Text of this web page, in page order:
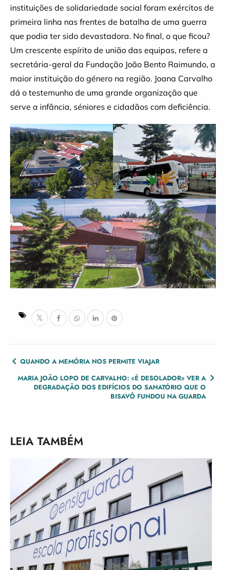
instituições de solidariedade social foram exércitos de
primeira linha nas frentes de batalha de uma guerra
que podia ter sido devastadora. No final, o que ficou?
Um crescente espírito de união das equipas, refere a
secretária-geral da Fundação João Bento Raimundo, a
maior instituição do género na região. Joana Carvalho
dá o testemunho de uma grande organização que
serve a infância, séniores e cidadãos com deficiência.
POST
NAVIGATION
QUANDO A MEMÓRIA NOS PERMITE VIAJAR
MARIA JOÃO LOPO DE CARVALHO: «É DESOLADOR» VER A
DEGRADAÇÃO DOS EDIFÍCIOS DO SANATÓRIO QUE O
BISAVÔ FUNDOU NA GUARDA
LEIA TAMBÉM